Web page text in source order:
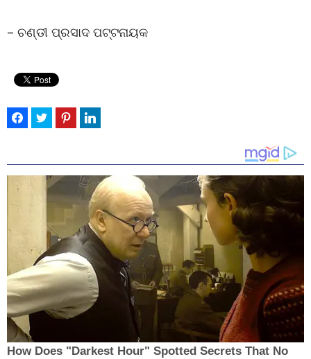
– ଚଣ୍ଡୀ ପ୍ରସାଦ ପଟ୍ଟନାୟକ